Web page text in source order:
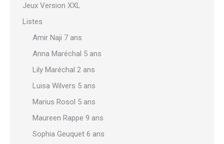
Jeux Version XXL
Listes
Amir Naji 7 ans
Anna Maréchal 5 ans
Lily Maréchal 2 ans
Luisa Wilvers 5 ans
Marius Rosol 5 ans
Maureen Rappe 9 ans
Sophia Geuquet 6 ans